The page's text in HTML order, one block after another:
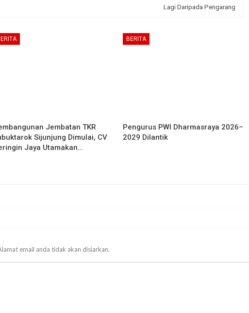
Lagi Daripada Pengarang
Jembatan TKR
Sijunjung Dimulai, CV
Jaya Utamakan…
BERITA
Pengurus PWI Dharmasraya 2026–
2029 Dilantik
email anda tidak akan disiarkan.